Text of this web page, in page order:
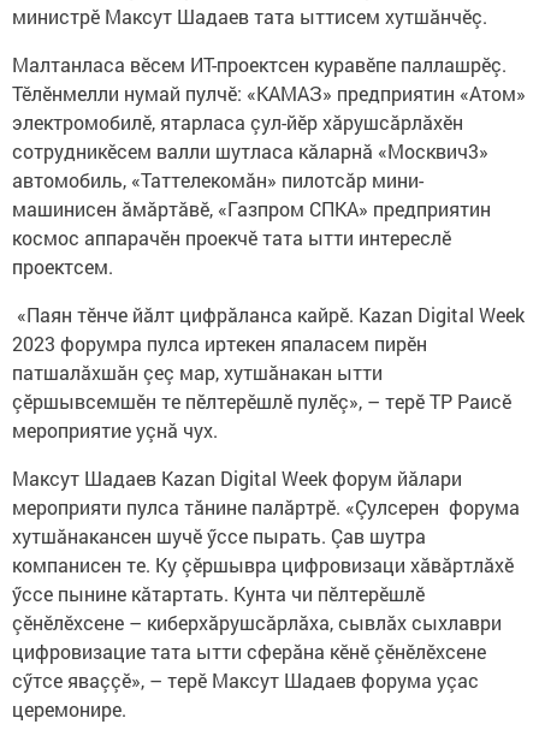
министрӗ Максут Шадаев тата ыттисем хутшăнчӗç.
Малтанласа вӗсем ИТ-проектсен куравӗпе паллашрӗç.
Тӗлӗнмелли нумай пулчӗ: «КАМАЗ» предприятин «Атом»
электромобилӗ, ятарласа çул-йӗр хăрушсăрлăхӗн
сотрудникӗсем валли шутласа кăларнă «Москвич3»
автомобиль, «Таттелекомăн» пилотсăр мини-
машинисен ăмăртăвӗ, «Газпром СПКА» предприятин
космос аппарачӗн проекчӗ тата ытти интереслӗ
проектсем.
«Паян тӗнче йăлт цифрăланса кайрӗ. Kazan Digital Week
2023 форумра пулса иртекен япаласем пирӗн
патшалăхшăн çеç мар, хутшăнакан ытти
çӗршывсемшӗн те пӗлтерӗшлӗ пулӗç», – терӗ ТР Раисӗ
мероприятие уçнă чух.
Максут Шадаев Kazan Digital Week форум йăлари
мероприяти пулса тăнине палăртрӗ. «Çулсерен форума
хутшăнакансен шучӗ ӳссе пырать. Çав шутра
компанисен те. Ку çӗршывра цифровизаци хăвăртлăхӗ
ӳссе пынине кăтартать. Кунта чи пӗлтерӗшлӗ
çӗнӗлӗхсене – киберхăрушсăрлăха, сывлăх сыхлаври
цифровизацие тата ытти сферăна кӗнӗ çӗнӗлӗхсене
сӳтсе яваççӗ», – терӗ Максут Шадаев форума уçас
церемонире.